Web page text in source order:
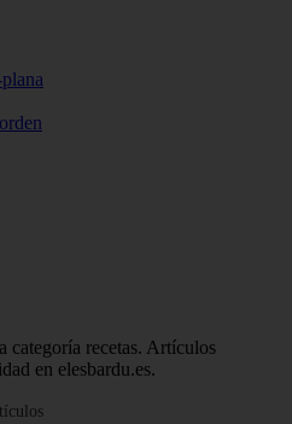
categoría recetas. Artículos
en elesbardu.es.